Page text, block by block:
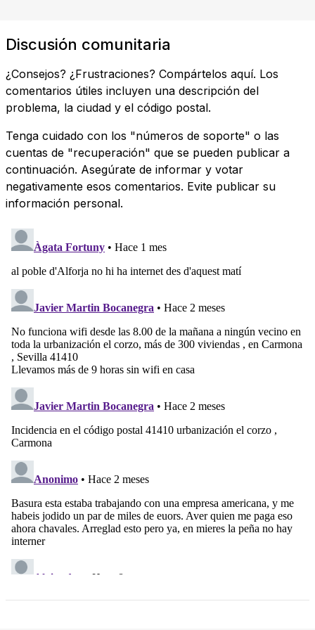
Discusión comunitaria
¿Consejos? ¿Frustraciones? Compártelos aquí. Los
comentarios útiles incluyen una descripción del
problema, la ciudad y el código postal.
Tenga cuidado con los "números de soporte" o las
cuentas de "recuperación" que se pueden publicar a
continuación. Asegúrate de informar y votar
negativamente esos comentarios. Evite publicar su
información personal.